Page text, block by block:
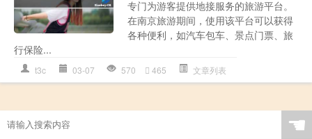
专门为游客提供地接服务的旅游平台。
在南京旅游期间，使用该平台可以获得
各种便利，如汽车包车、景点门票、旅
行保险...
t3c 03-07 570 465 文章列表
☚